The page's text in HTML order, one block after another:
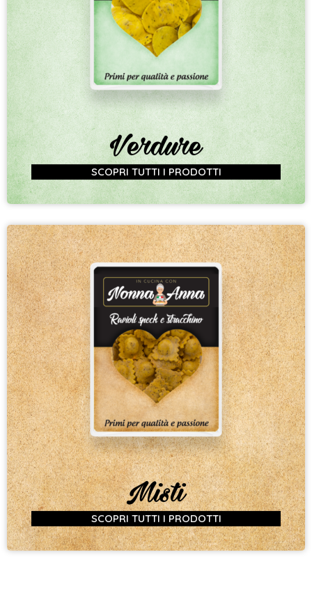
Verdure
SCOPRI TUTTI I PRODOTTI
Misti
SCOPRI TUTTI I PRODOTTI